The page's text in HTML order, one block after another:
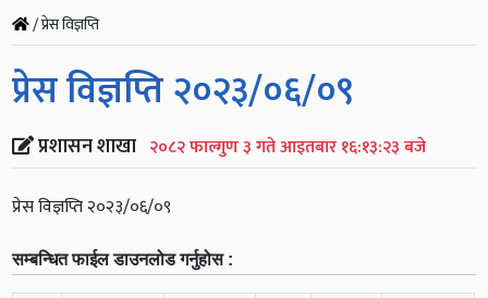
/ प्रेस विज्ञप्ति
प्रेस विज्ञप्ति २०२३/०६/०९
प्रशासन शाखा २०८२ फाल्गुण ३ गते आइतबार १६:१३:२३ बजे
प्रेस विज्ञप्ति २०२३/०६/०९
सम्बन्धित फाईल डाउनलोड गर्नुहोस :